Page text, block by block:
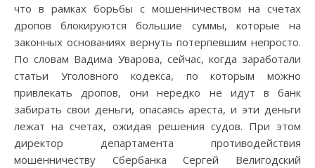
что в рамках борьбы с мошенничеством на счетах
дропов блокируются большие суммы, которые на
законных основаниях вернуть потерпевшим непросто.
По словам Вадима Уварова, сейчас, когда заработали
статьи Уголовного кодекса, по которым можно
привлекать дропов, они нередко не идут в банк
забирать свои деньги, опасаясь ареста, и эти деньги
лежат на счетах, ожидая решения судов. При этом
директор департамента противодействия
мошенничеству Сбербанка Сергей Велигодский